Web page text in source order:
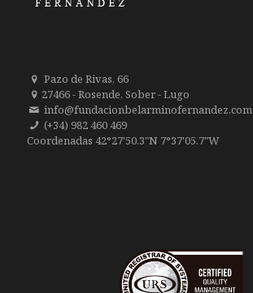
Pazo de Rivas, 66
27466 - Rosende, Sober - Lugo
info@fundacionbelarminofernandez.com
(+34) 982 460 469
Coordenadas 42°27'50.3"N 7°37'05.7"W